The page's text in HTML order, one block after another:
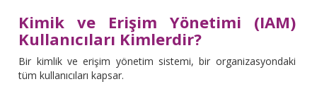
Kimik ve Erişim Yönetimi (IAM)
Kullanıcıları Kimlerdir?
Bir kimlik ve erişim yönetim sistemi, bir organizasyondaki
tüm kullanıcıları kapsar.